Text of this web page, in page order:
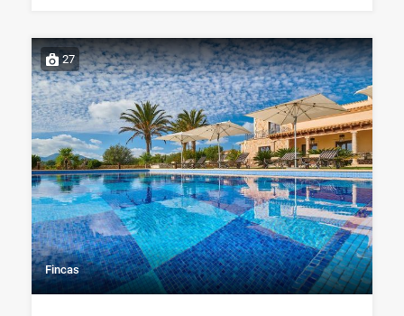
27
Fincas